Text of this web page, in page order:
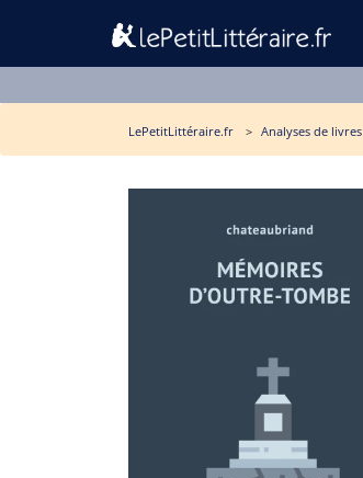
LePetitLittéraire.fr Analyses de livres